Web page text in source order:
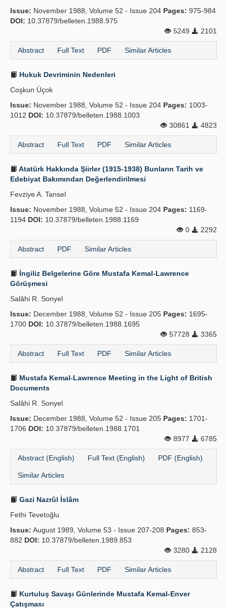
Issue: November 1988, Volume 52 - Issue 204 Pages: 975-984
DOI: 10.37879/belleten.1988.975
5249
2101
Abstract Full Text PDF Similar Articles
Hukuk Devriminin Nedenleri
Coşkun Üçok
Issue: November 1988, Volume 52 - Issue 204 Pages: 1003-
1012 DOI: 10.37879/belleten.1988.1003
30861
4823
Abstract Full Text PDF Similar Articles
Atatürk Hakkında Şiirler (1915-1938) Bunların Tarih ve
Edebiyat Bakımından Değerlendirilmesi
Fevziye A. Tansel
Issue: November 1988, Volume 52 - Issue 204 Pages: 1169-
1194 DOI: 10.37879/belleten.1988.1169
0
2292
Abstract PDF Similar Articles
İngiliz Belgelerine Göre Mustafa Kemal-Lawrence
Görüşmesi
Salâhi R. Sonyel
Issue: December 1988, Volume 52 - Issue 205 Pages: 1695-
1700 DOI: 10.37879/belleten.1988.1695
57728
3365
Abstract Full Text PDF Similar Articles
Mustafa Kemal-Lawrence Meeting in the Light of British
Documents
Salâhi R. Sonyel
Issue: December 1988, Volume 52 - Issue 205 Pages: 1701-
1706 DOI: 10.37879/belleten.1988.1701
8977
6785
Abstract (English) Full Text (English) PDF (English)
Similar Articles
Gazi Nazrûl İslâm
Fethi Tevetoğlu
Issue: August 1989, Volume 53 - Issue 207-208 Pages: 853-
882 DOI: 10.37879/belleten.1989.853
3280
2128
Abstract Full Text PDF Similar Articles
Kurtuluş Savaşı Günlerinde Mustafa Kemal-Enver
Çatışması